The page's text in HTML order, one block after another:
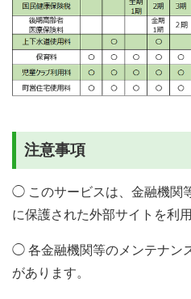
注意事項
◯ このサービスは、金融機関
に保護された外部サイトを利用
◯ 各金融機関等のメンテナン
があります。